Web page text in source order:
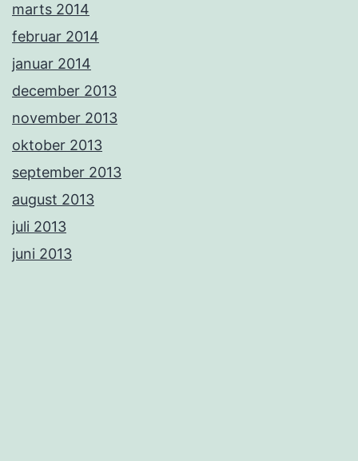
marts 2014
februar 2014
januar 2014
december 2013
november 2013
oktober 2013
september 2013
august 2013
juli 2013
juni 2013